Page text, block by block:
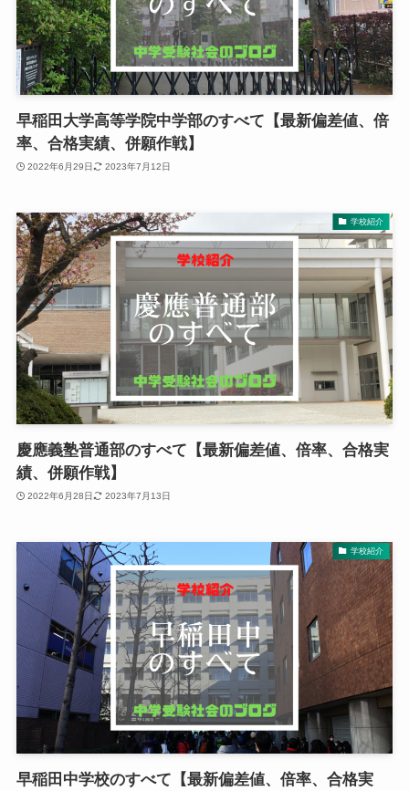
早稲田大学高等学院中学部のすべて【最新偏差値、倍
率、合格実績、併願作戦】
2022年6月29日 2023年7月12日
学校紹介
慶應義塾普通部のすべて【最新偏差値、倍率、合格実
績、併願作戦】
2022年6月28日 2023年7月13日
学校紹介
早稲田中学校のすべて【最新偏差値、倍率、合格実